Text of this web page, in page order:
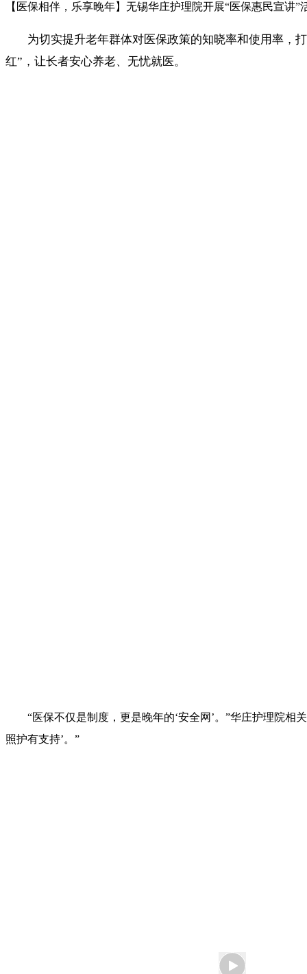
【医保相伴，乐享晚年】无锡华庄护理院开展“医保惠民宣讲
为切实提升老年群体对医保政策的知晓率和使用率，
红”， 让长者安心养老、无忧就医。
“医保不仅是制度，更是晚年的‘安全网’。”华庄护理院相
照护有支持’。”